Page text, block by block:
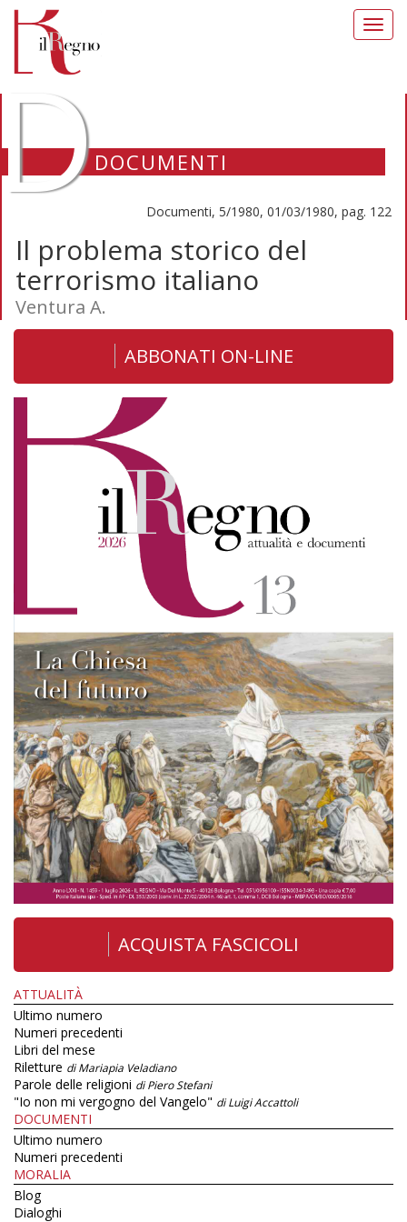
DOCUMENTI
Documenti, 5/1980, 01/03/1980, pag. 122
Il problema storico del
terrorismo italiano
Ventura A.
ABBONATI ON-LINE
ACQUISTA FASCICOLI
ATTUALITÀ
Ultimo numero
Numeri precedenti
Libri del mese
Riletture di Mariapia Veladiano
Parole delle religioni di Piero Stefani
"Io non mi vergogno del Vangelo" di Luigi Accattoli
DOCUMENTI
Ultimo numero
Numeri precedenti
MORALIA
Blog
Dialoghi